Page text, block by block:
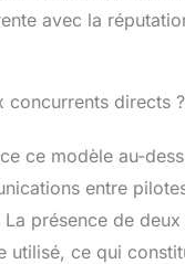
avec la
concurrents directs ?
ce modèle au-
entre
présence de
ce qui